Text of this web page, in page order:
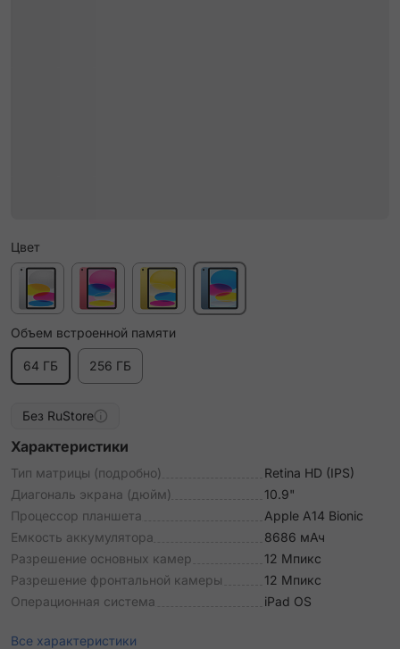
Цвет
Объем встроенной памяти
64 ГБ 256 ГБ
Без RuStore
Характеристики
Тип матрицы (подробно)
Retina HD (IPS)
Диагональ экрана (дюйм)
10.9"
Процессор планшета
Apple A14 Bionic
Емкость аккумулятора
8686 мАч
Разрешение основных камер
12 Мпикс
Разрешение фронтальной камеры
12 Мпикс
Операционная система
iPad OS
Все характеристики